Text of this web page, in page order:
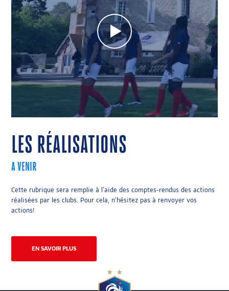
LES RÉALISATIONS
A VENIR
Cette rubrique sera remplie à l’aide des comptes-rendus des actions
réalisées par les clubs. Pour cela, n’hésitez pas à renvoyer vos
actions!
EN SAVOIR PLUS